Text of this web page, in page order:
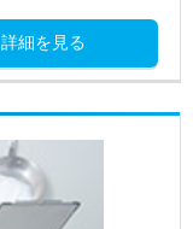
詳細を見る